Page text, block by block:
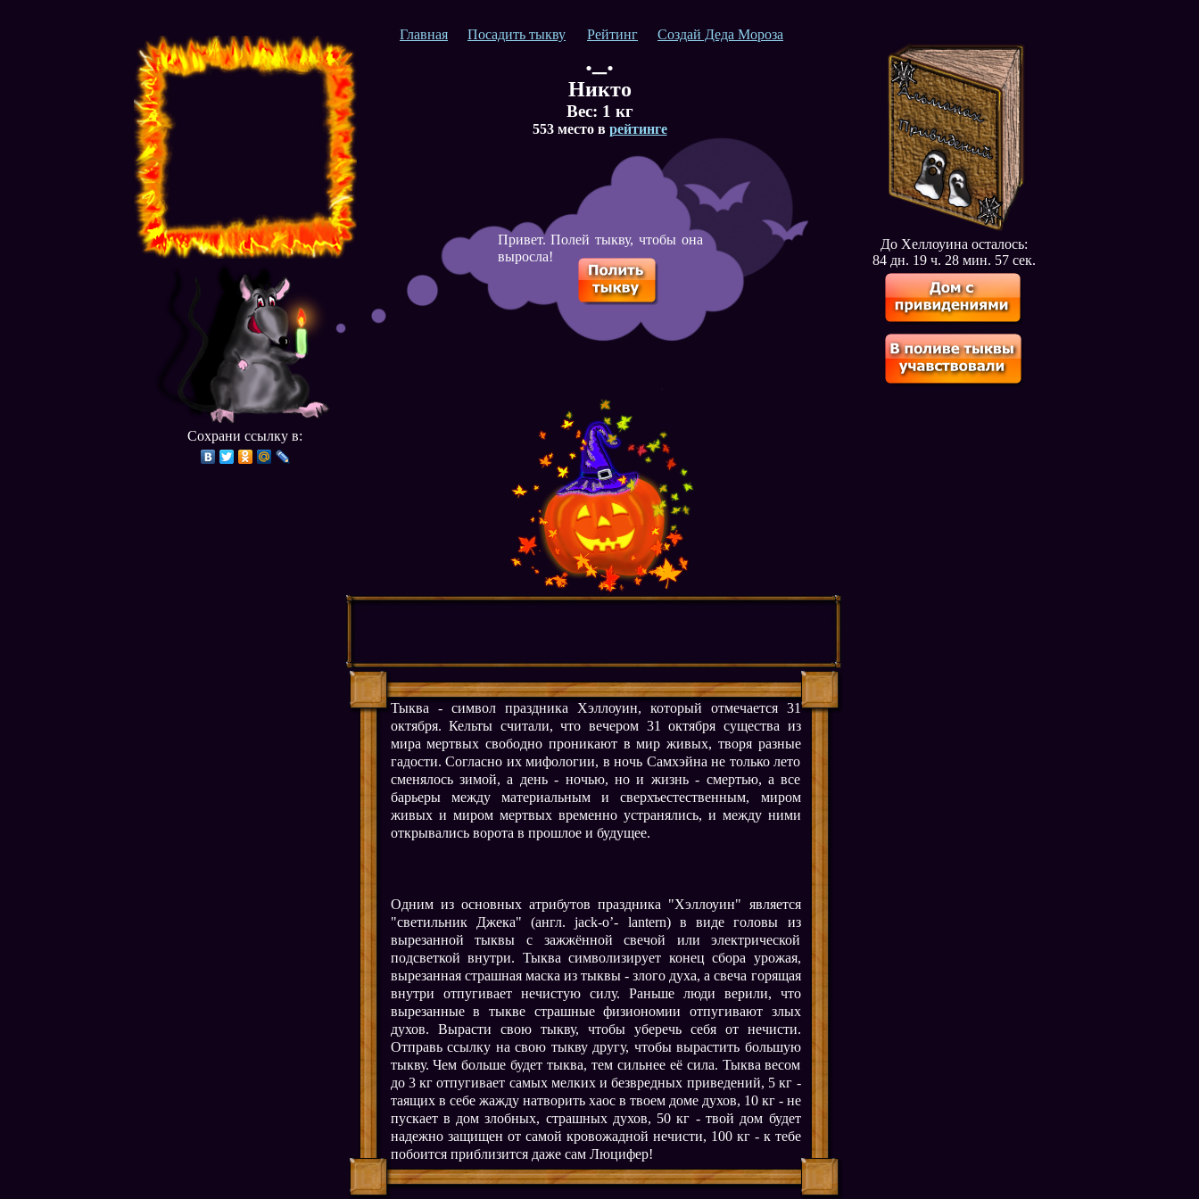
Сохрани ссылку в:
Главная Посадить тыкву Рейтинг Создай Деда Мороза
._.
Никто
Вес: 1 кг
553 место в рейтинге
Привет. Полей тыкву, чтобы она
выросла!
Тыква - символ праздника Хэллоуин, который отмечается 31
октября. Кельты считали, что вечером 31 октября существа из
мира мертвых свободно проникают в мир живых, творя разные
гадости. Согласно их мифологии, в ночь Самхэйна не только лето
сменялось зимой, а день - ночью, но и жизнь - смертью, а все
барьеры между материальным и сверхъестественным, миром
живых и миром мертвых временно устранялись, и между ними
открывались ворота в прошлое и будущее.
Одним из основных атрибутов праздника "Хэллоуин" является
"светильник Джека" (англ. jack-o’- lantern) в виде головы из
вырезанной тыквы с зажжённой свечой или электрической
подсветкой внутри. Тыква символизирует конец сбора урожая,
вырезанная страшная маска из тыквы - злого духа, а свеча горящая
внутри отпугивает нечистую силу. Раньше люди верили, что
вырезанные в тыкве страшные физиономии отпугивают злых
духов. Вырасти свою тыкву, чтобы уберечь себя от нечисти.
Отправь ссылку на свою тыкву другу, чтобы вырастить большую
тыкву. Чем больше будет тыква, тем сильнее её сила. Тыква весом
до 3 кг отпугивает самых мелких и безвредных приведений, 5 кг -
таящих в себе жажду натворить хаос в твоем доме духов, 10 кг - не
пускает в дом злобных, страшных духов, 50 кг - твой дом будет
надежно защищен от самой кровожадной нечисти, 100 кг - к тебе
побоится приблизится даже сам Люцифер!
До Хеллоуина осталось:
84 дн. 19 ч. 28 мин. 57 сек.